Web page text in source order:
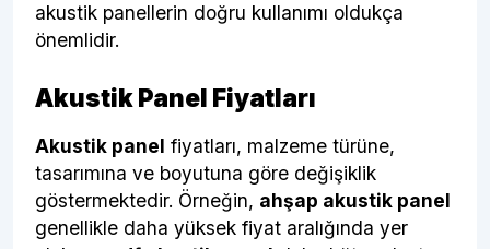
akustik panellerin doğru kullanımı oldukça
önemlidir.
Akustik Panel Fiyatları
Akustik panel fiyatları, malzeme türüne,
tasarımına ve boyutuna göre değişiklik
göstermektedir. Örneğin, ahşap akustik panel
genellikle daha yüksek fiyat aralığında yer